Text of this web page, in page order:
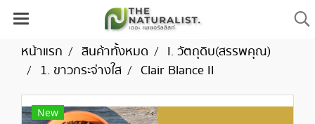
หน้าแรก สินค้าทั้งหมด
I. วัตถุดิบ(สรรพคุณ)
1. ขาวกระจ่างใส
Clair Blance II
New